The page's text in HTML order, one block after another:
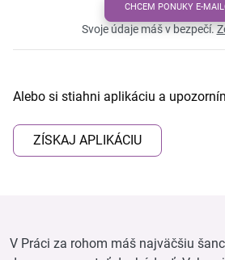
CHCEM PONUKY E-
Svoje údaje máš v bezpečí.
Alebo si stiahni aplikáciu a
ZÍSKAJ APLIKÁCIU
V Práci za rohom máš najväčšiu